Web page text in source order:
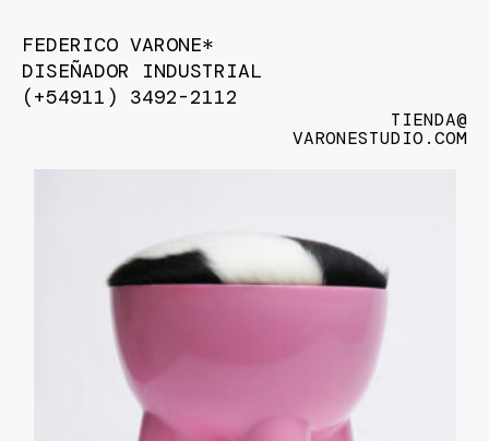
FEDERICO VARONE*
DISEÑADOR INDUSTRIAL
(+54911) 3492-2112
TIENDA@
VARONESTUDIO.COM